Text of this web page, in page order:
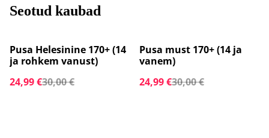
Seotud kaubad
%
Pusa Helesinine 170+ (14
ja rohkem vanust)
24,99 €30,00 €
%
Pusa must 170+ (14 ja
vanem)
24,99 €30,00 €